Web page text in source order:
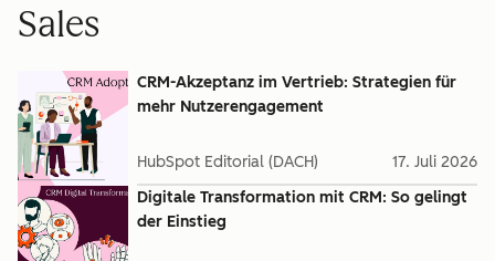
Sales
CRM-Akzeptanz im Vertrieb: Strategien für
mehr Nutzerengagement
HubSpot Editorial (DACH)
17. Juli 2026
Digitale Transformation mit CRM: So gelingt
der Einstieg